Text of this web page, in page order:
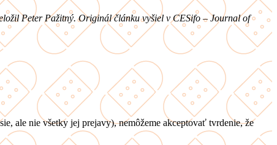
Peter Pažitný. Originál článku vyšiel v CESifo – Journal of
ale nie všetky jej prejavy), nemôžeme akceptovať tvrdenie, že